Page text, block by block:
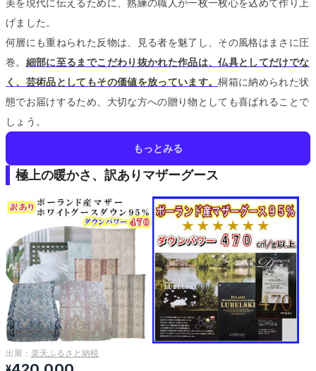
美を現代に伝えるために、熟練の職人が一枚一枚心を込めて作り上
げました。
何層にも重ねられた反物は、見る者を魅了し、その風格はまさに圧
巻。 細部に至るまでこだわり抜かれた作品は、仏具としてだけでな
く、芸術品としてもその価値を放っています。桐箱に納められた状
態でお届けするため、大切な方への贈り物としても喜ばれることで
しょう。
もっとみる
極上の暖かさ、訳ありマザーグース
出展： 楽天ふるさと納税
¥